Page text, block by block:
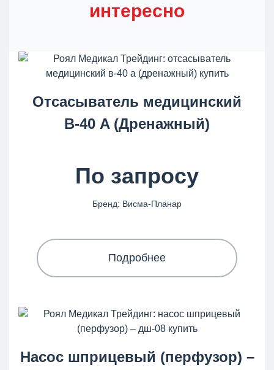
интересно
Отсасыватель медицинский
В-40 A (Дренажный)
По запросу
Бренд: Висма-Планар
Подробнее
Насос шприцевый (перфузор) –